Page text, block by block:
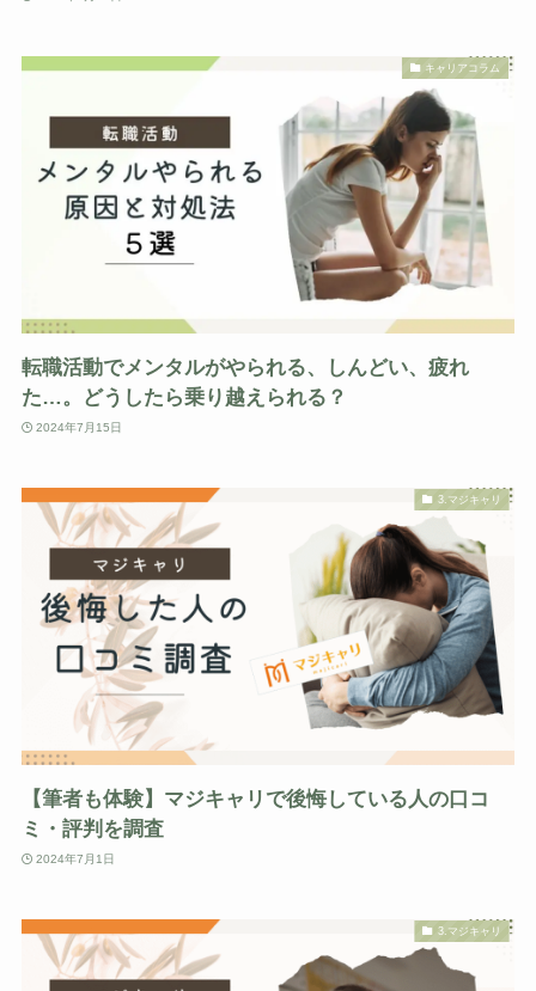
キャリアコラム
転職活動でメンタルがやられる、しんどい、疲れ
た…。どうしたら乗り越えられる？
2024年7月15日
3.マジキャリ
【筆者も体験】マジキャリで後悔している人の口コ
ミ・評判を調査
2024年7月1日
3.マジキャリ